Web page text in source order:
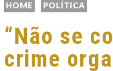
HOME POLÍTICA
“Não se
crime